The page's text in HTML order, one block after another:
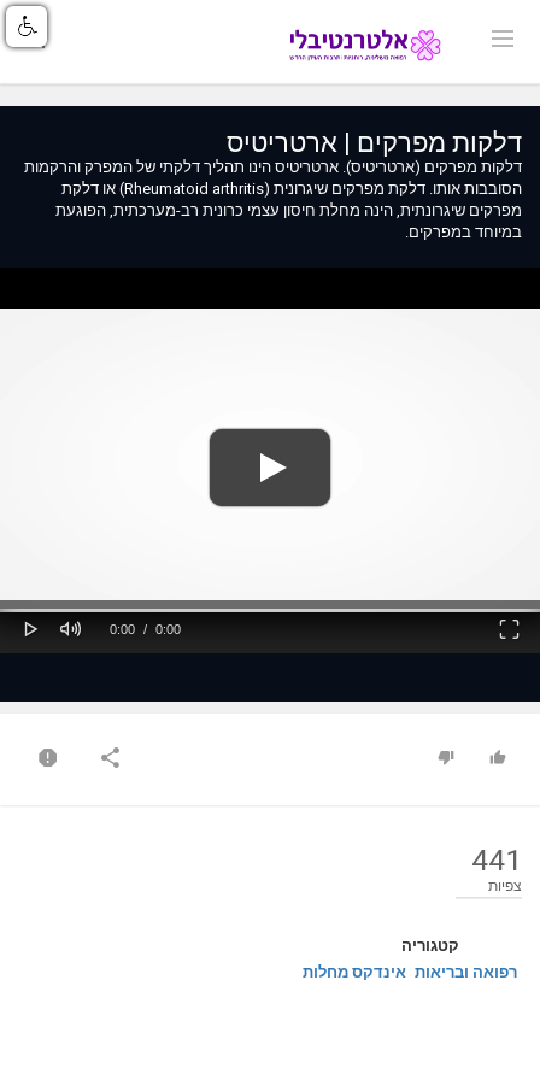
דלקות מפרקים | ארטריטיס
דלקות מפרקים (ארטריטיס). ארטריטיס הינו תהליך דלקתי של המפרק והרקמות
הסובבות אותו. דלקת מפרקים שיגרונית (Rheumatoid arthritis) או דלקת
מפרקים שיגרונתית, הינה מחלת חיסון עצמי כרונית רב-מערכתית, הפוגעת
במיוחד במפרקים.
Play Mute
Current
0:00 /
Duration
0:00
Fullscreen
441
צפיות
קטגוריה
רפואה ובריאות אינדקס מחלות